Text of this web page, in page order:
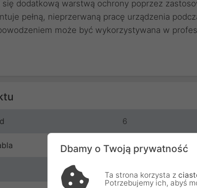
dodatkową warstwą ochrony poprzez
pełną, nieprzerwaną pracę urządzenia
może być wykorzystywana w
6
2 m
Czarny
Dbamy o Twoją prywatność
Ta strona korzysta z
Potrzebujemy ich, abyś